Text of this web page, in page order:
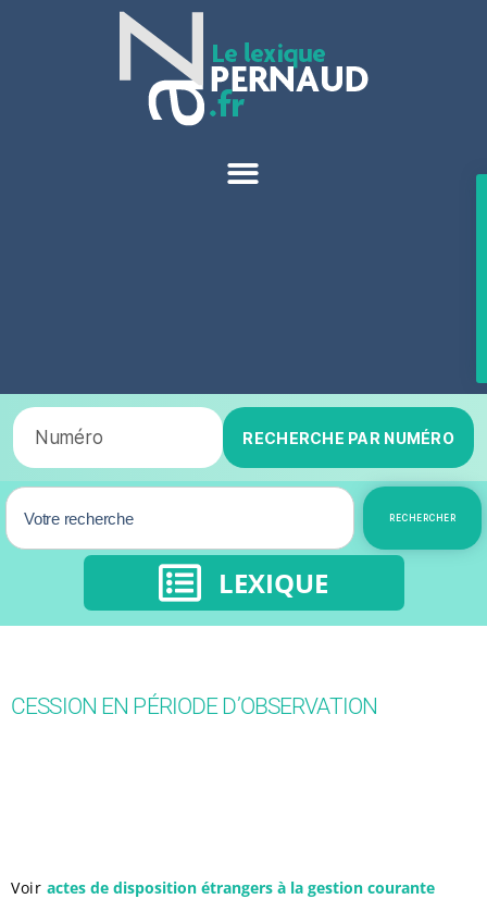
RECHERCHE PAR NUMÉRO
RECHERCHER
LEXIQUE
CESSION EN PÉRIODE D’OBSERVATION
Voir actes de disposition étrangers à la gestion courante